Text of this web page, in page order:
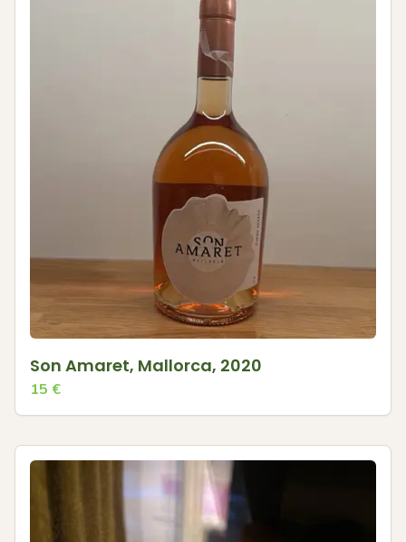
Son Amaret, Mallorca, 2020
15 €